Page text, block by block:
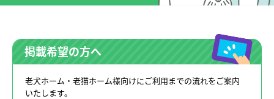
掲載希望の方へ
老犬ホーム・老猫ホーム様向けにご利用までの流れをご案内
いたします。